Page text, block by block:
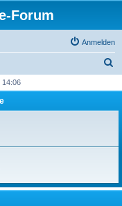
Forum
Anmelden
h
14:06